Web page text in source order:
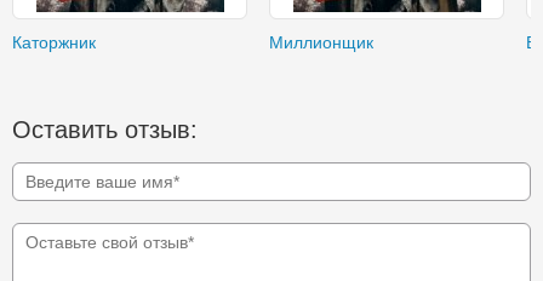
Каторжник Миллионщик
Оставить отзыв: